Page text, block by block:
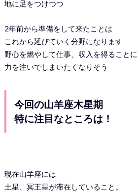
地に足をつけつつ
2年前から準備をして来たことは
これから延びていく分野になります
野心を燃やして仕事、収入を得ることに
力を注いでしまいたくなりそう
今回の山羊座木星期
特に注目なところは！
現在山羊座には
土星、冥王星が滞在していること。